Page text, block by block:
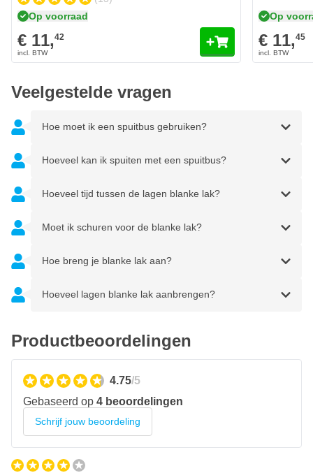
Prachtig zijdeglans effect (50% glansgraad)
Krasvast en -bestendig
Chemicaliënbestendig
Blanke lak met UV bescherming
Vergeelt niet
Droogtijd:
Stofdroog na 10 tot 15 minuten bij 20°C
Volledig uitgehard na 24 uur bij 20°C
Op voorraad
€ 11,42
Op
€ 11,45
Veelgestelde vragen
Hoe moet ik een spuitbus gebruiken?
Hoeveel kan ik spuiten met een spuitbus?
Hoeveel tijd tussen de lagen blanke lak?
Moet ik schuren voor de blanke lak?
Hoe breng je blanke lak aan?
Hoeveel lagen blanke lak aanbrengen?
Productbeoordelingen
4.75/5
Gebaseerd op 4 beoordelingen
Schrijf jouw beoordeling